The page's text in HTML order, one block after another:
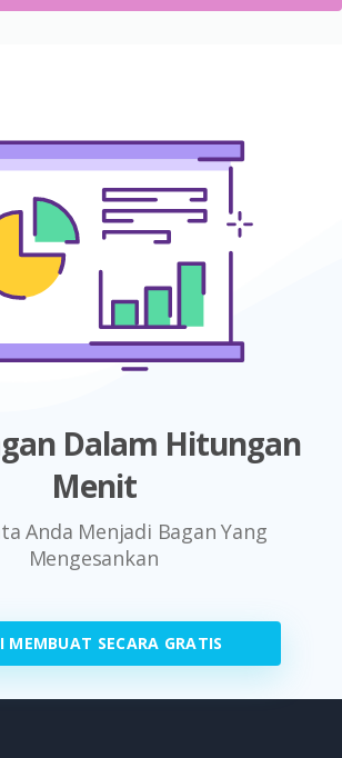
Dalam Hitungan
Menit
Anda Menjadi Bagan Yang
Mengesankan
MEMBUAT SECARA GRATIS